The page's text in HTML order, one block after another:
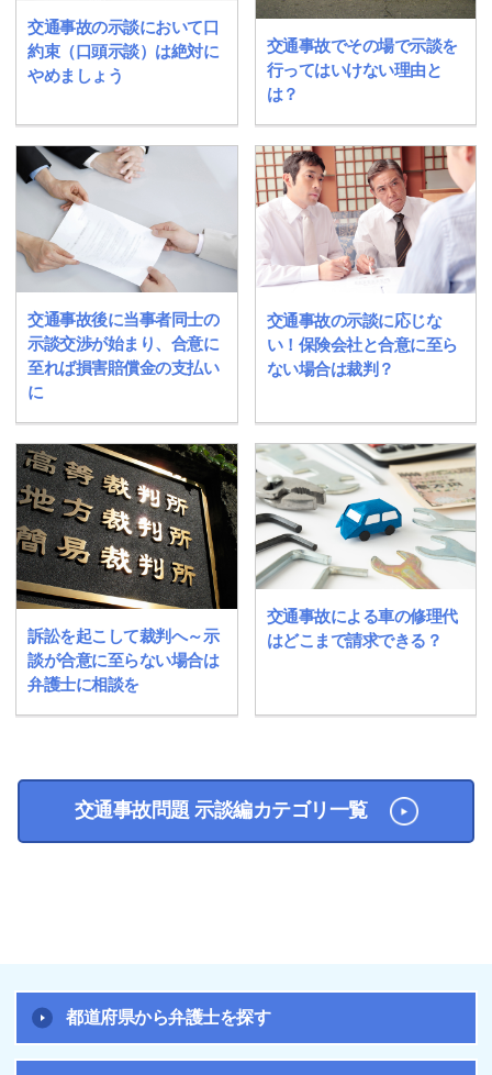
交通事故の示談において口
約束（口頭示談）は絶対に
やめましょう
交通事故でその場で示談を
行ってはいけない理由と
は？
交通事故後に当事者同士の
示談交渉が始まり、合意に
至れば損害賠償金の支払い
に
交通事故の示談に応じな
い！保険会社と合意に至ら
ない場合は裁判？
訴訟を起こして裁判へ～示
談が合意に至らない場合は
弁護士に相談を
交通事故による車の修理代
はどこまで請求できる？
交通事故問題 示談編カテゴリ一覧
都道府県から弁護士を探す